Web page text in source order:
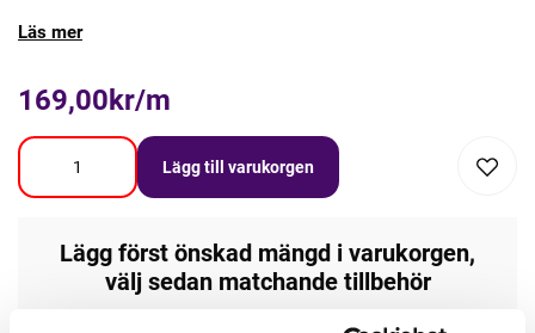
Läs mer
169,00kr/m
Lägg till varukorgen
Lägg först önskad mängd i varukorgen,
välj sedan matchande tillbehör